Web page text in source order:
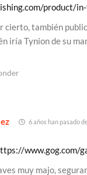
product/
cierto, también
iría Tynion de su
6 años han pasado
www.gog.com/
muy majo,